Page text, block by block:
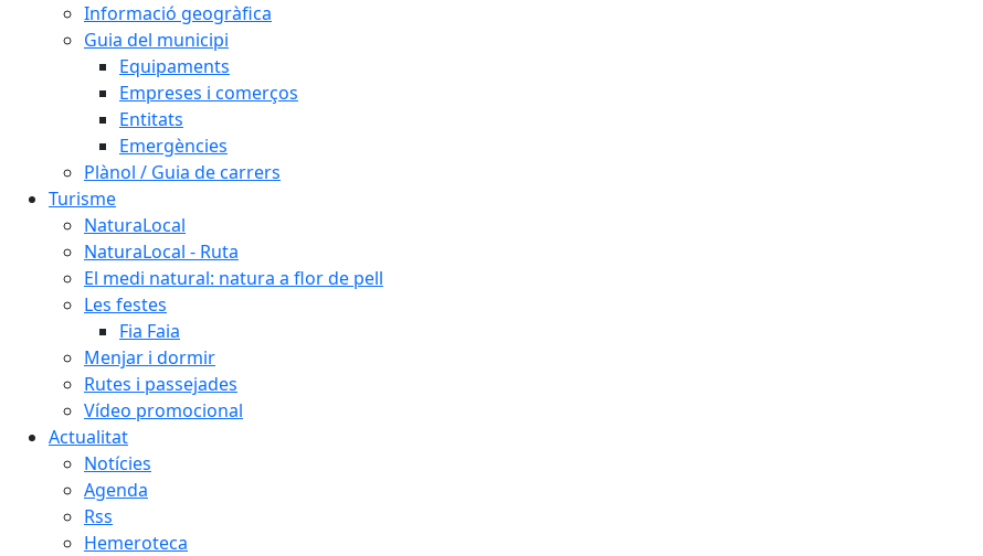
Informació geogràfica
Guia del municipi
Equipaments
Empreses i comerços
Entitats
Emergències
Plànol / Guia de carrers
Turisme
NaturaLocal
NaturaLocal - Ruta
El medi natural: natura a flor de pell
Les festes
Fia Faia
Menjar i dormir
Rutes i passejades
Vídeo promocional
Actualitat
Notícies
Agenda
Rss
Hemeroteca